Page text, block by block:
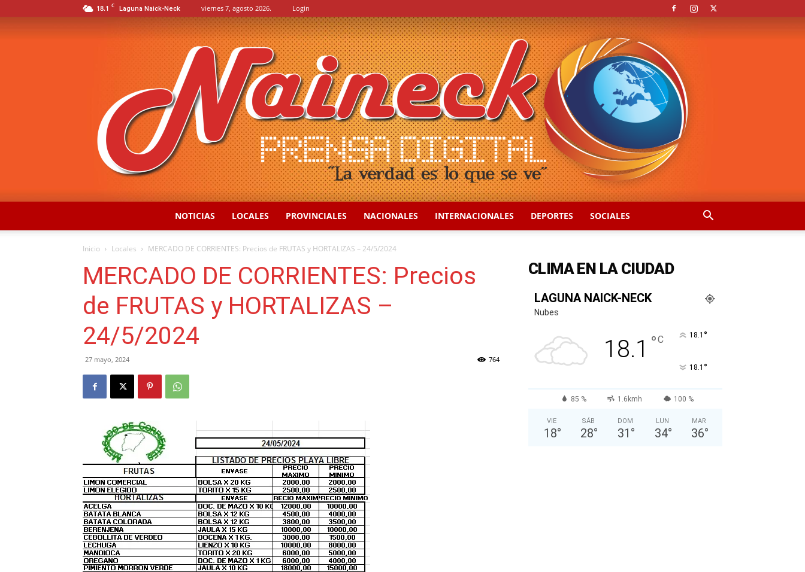
18.1 C Laguna Naick-Neck viernes 7, agosto 2026. Login
NOTICIAS LOCALES PROVINCIALES NACIONALES INTERNACIONALES DEPORTES SOCIALES
Inicio Locales MERCADO DE CORRIENTES: Precios de FRUTAS y HORTALIZAS – 24/5/2024
MERCADO DE CORRIENTES: Precios
de FRUTAS y HORTALIZAS –
24/5/2024
27 mayo, 2024 764
CLIMA EN LA CIUDAD
LAGUNA NAICK-NECK
Nubes
18.1 °C 18.1 °
18.1 °
85 % 1.6kmh 100 %
VIE
18°
SÁB
28°
DOM
31 °
LUN
34°
MAR
36°